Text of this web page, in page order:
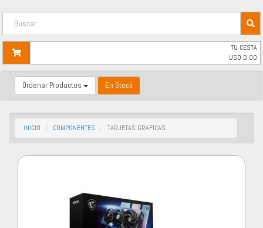
TU CESTA
USD 0,00
Ordenar Productos En Stock
INICIO COMPONENTES TARJETAS GRAFICAS